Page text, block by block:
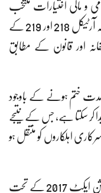
و مالی اختیارات منتخب
بلدیاتی نمائندوں کو منتقل کرنے کا پابند ہے، جبکہ آرٹیکل 218 اور 219 کے
اور قانون کے مطابق
مدت ختم ہونے کے باوجود
کر سکتا ہے، جس کے نتیجے
اہلکاروں کو منتقل ہو
درخواست گزاروں نے مؤقف اختیار کیا کہ الیکشن ایکٹ 2017 کے تحت